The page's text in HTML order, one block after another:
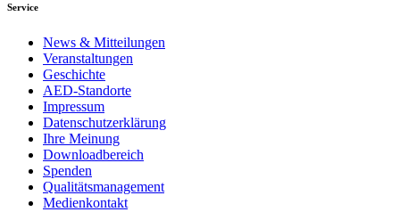
Service
News & Mitteilungen
Veranstaltungen
Geschichte
AED-Standorte
Impressum
Datenschutzerklärung
Ihre Meinung
Downloadbereich
Spenden
Qualitätsmanagement
Medienkontakt